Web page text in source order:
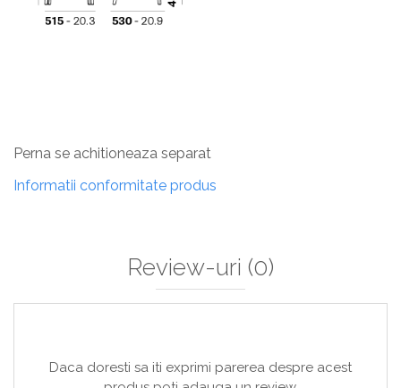
Perna se achitioneaza separat
Informatii conformitate produs
Review-uri (0)
Daca doresti sa iti exprimi parerea despre acest